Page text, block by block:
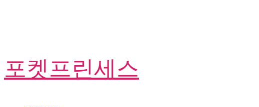
포켓프린세스